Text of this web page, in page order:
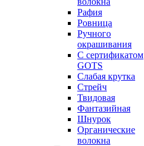
Рафия
Ровница
Ручного
окрашивания
С сертификатом
GOTS
Слабая крутка
Стрейч
Твидовая
Фантазийная
Шнурок
Органические
волокна